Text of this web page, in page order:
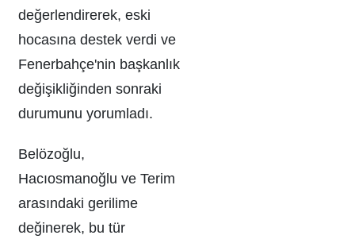
değerlendirerek, eski
hocasına destek verdi ve
Fenerbahçe'nin başkanlık
değişikliğinden sonraki
durumunu yorumladı.
Belözoğlu,
Hacıosmanoğlu ve Terim
arasındaki gerilime
değinerek, bu tür